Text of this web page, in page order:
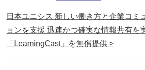
日本ユニシス 新しい働き方と企業コミ
ョンを支援 迅速かつ確実な情報共有を
「LearningCast」を無償提供 >